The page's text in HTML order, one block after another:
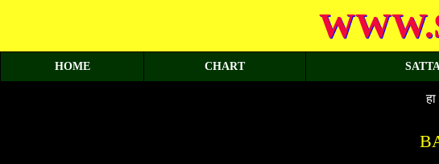
HOME CHART